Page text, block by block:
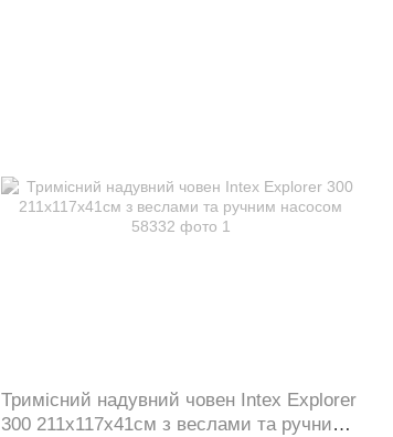
Тримісний надувний човен Intex Explorer
300 211х117х41см з веслами та ручним